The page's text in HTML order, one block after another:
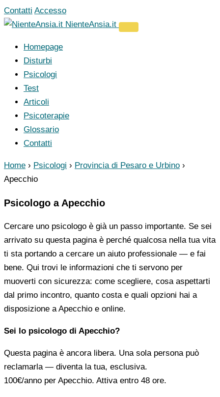
Vai
al
Contatti Accesso
NienteAnsia.it
Homepage
Disturbi
Psicologi
Test
Articoli
Psicoterapie
Glossario
Contatti
Home › Psicologi › Provincia di Pesaro e Urbino ›
Apecchio
Psicologo a Apecchio
Cercare uno psicologo è già un passo importante. Se sei
arrivato su questa pagina è perché qualcosa nella tua vita
ti sta portando a cercare un aiuto professionale — e fai
bene. Qui trovi le informazioni che ti servono per
muoverti con sicurezza: come scegliere, cosa aspettarti
dal primo incontro, quanto costa e quali opzioni hai a
disposizione a Apecchio e online.
Sei lo psicologo di Apecchio?
Questa pagina è ancora libera. Una sola persona può
reclamarla — diventa la tua, esclusiva.
100€/anno per Apecchio. Attiva entro 48 ore.